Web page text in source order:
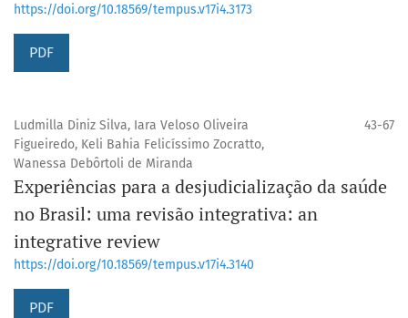
https://doi.org/10.18569/tempus.v17i4.3173
PDF
Ludmilla Diniz Silva, Iara Veloso Oliveira
Figueiredo, Keli Bahia Felicíssimo Zocratto,
Wanessa Debôrtoli de Miranda
43-67
Experiências para a desjudicialização da saúde
no Brasil: uma revisão integrativa: an
integrative review
https://doi.org/10.18569/tempus.v17i4.3140
PDF